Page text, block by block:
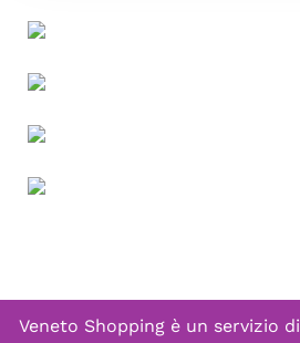
Veneto Shopping è un servizio di